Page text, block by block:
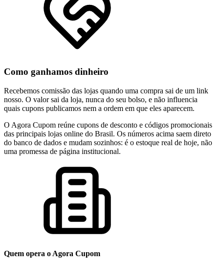
Como ganhamos dinheiro
Recebemos comissão das lojas quando uma compra sai de um link
nosso. O valor sai da loja, nunca do seu bolso, e não influencia
quais cupons publicamos nem a ordem em que eles aparecem.
O Agora Cupom reúne cupons de desconto e códigos promocionais
das principais lojas online do Brasil. Os números acima saem direto
do banco de dados e mudam sozinhos: é o estoque real de hoje, não
uma promessa de página institucional.
Quem opera o Agora Cupom